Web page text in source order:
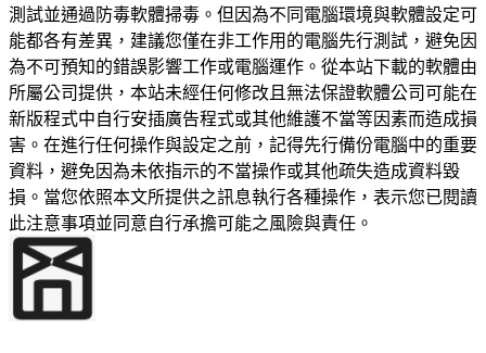
測試並通過防毒軟體掃毒。但因為不同電腦環境與軟體設定可
能都各有差異，建議您僅在非工作用的電腦先行測試，避免因
為不可預知的錯誤影響工作或電腦運作。從本站下載的軟體由
所屬公司提供，本站未經任何修改且無法保證軟體公司可能在
新版程式中自行安插廣告程式或其他維護不當等因素而造成損
害。在進行任何操作與設定之前，記得先行備份電腦中的重要
資料，避免因為未依指示的不當操作或其他疏失造成資料毀
損。當您依照本文所提供之訊息執行各種操作，表示您已閱讀
此注意事項並同意自行承擔可能之風險與責任。